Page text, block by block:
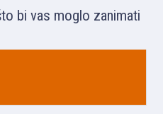
bi vas moglo zanimati